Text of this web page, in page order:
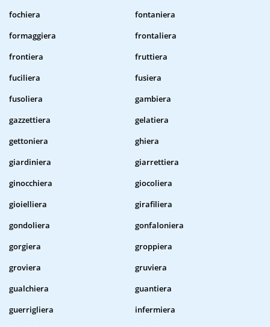
fochiera
fontaniera
formaggiera
frontaliera
frontiera
fruttiera
fuciliera
fusiera
fusoliera
gambiera
gazzettiera
gelatiera
gettoniera
ghiera
giardiniera
giarrettiera
ginocchiera
giocoliera
gioielliera
girafiliera
gondoliera
gonfaloniera
gorgiera
groppiera
groviera
gruviera
gualchiera
guantiera
guerrigliera
infermiera